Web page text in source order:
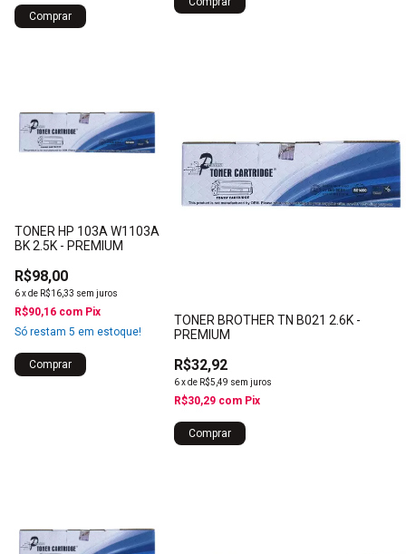
TONER HP 103A W1103A
BK 2.5K - PREMIUM
R$98,00
6xde R$16,33 sem juros
R$90,16 com Pix
Só restam 5 em estoque!
TONER BROTHER TN B021 2.6K -
PREMIUM
R$32,92
6xde R$5,49 sem juros
R$30,29 com Pix